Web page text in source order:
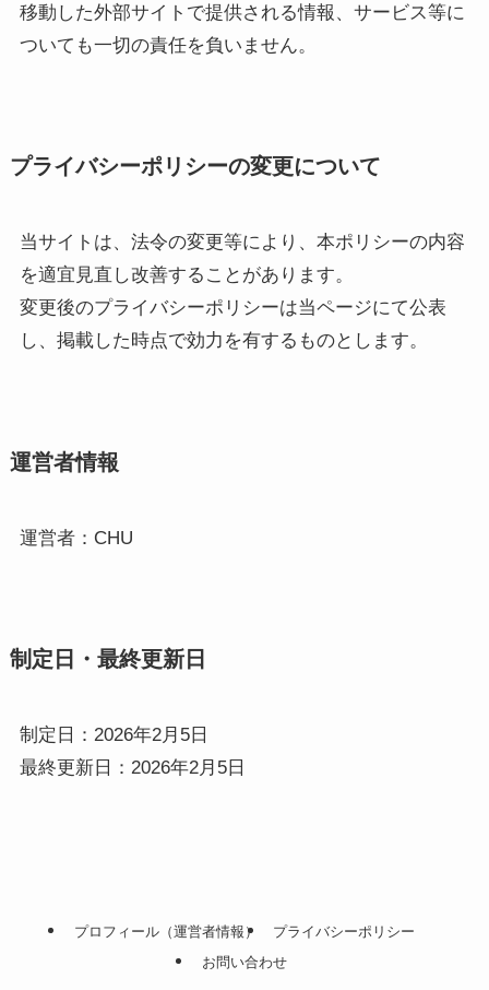
移動した外部サイトで提供される情報、サービス等に
ついても一切の責任を負いません。
プライバシーポリシーの変更について
当サイトは、法令の変更等により、本ポリシーの内容
を適宜見直し改善することがあります。
変更後のプライバシーポリシーは当ページにて公表
し、掲載した時点で効力を有するものとします。
運営者情報
運営者：CHU
制定日・最終更新日
制定日：2026年2月5日
最終更新日：2026年2月5日
プロフィール（運営者情報）
プライバシーポリシー
お問い合わせ